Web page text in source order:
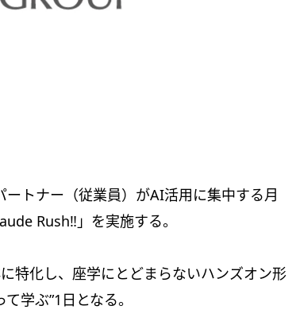
ートナー（従業員）がAI活用に集中する月
Rush‼」を実施する。
特化し、座学にとどまらないハンズオン形
学ぶ”1日となる。